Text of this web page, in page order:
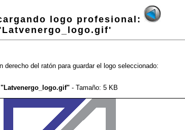
logo profesional:
'Latvenergo_logo.gif'
derecho del ratón para guardar el logo seleccionado:
"Latvenergo_logo.gif"- Tamaño: 5 KB